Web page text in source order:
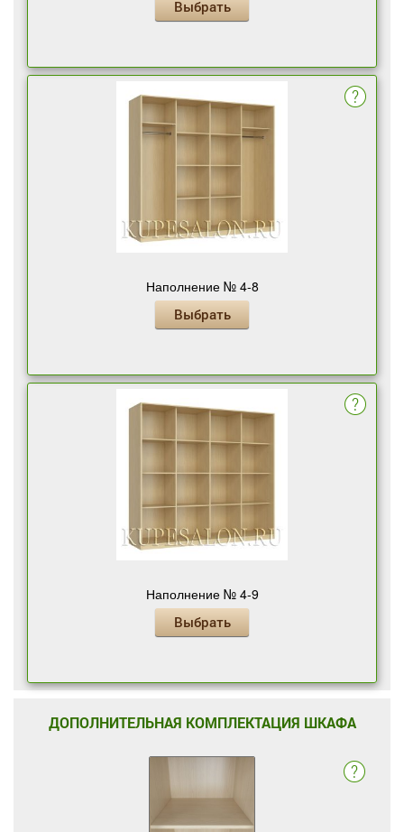
Выбрать
Наполнение № 4-8
Выбрать
Наполнение № 4-9
Выбрать
ДОПОЛНИТЕЛЬНАЯ КОМПЛЕКТАЦИЯ ШКАФА